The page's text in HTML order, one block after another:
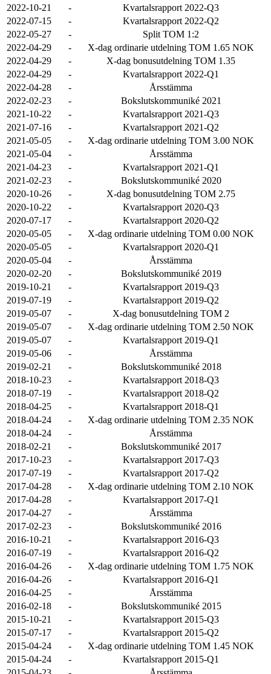
2022-10-21
-
Kvartalsrapport 2022-Q3
2022-07-15
-
Kvartalsrapport 2022-Q2
2022-05-27
-
Split TOM 1:2
2022-04-29
-
X-dag ordinarie utdelning TOM 1.65 NOK
2022-04-29
-
X-dag bonusutdelning TOM 1.35
2022-04-29
-
Kvartalsrapport 2022-Q1
2022-04-28
-
Årsstämma
2022-02-23
-
Bokslutskommuniké 2021
2021-10-22
-
Kvartalsrapport 2021-Q3
2021-07-16
-
Kvartalsrapport 2021-Q2
2021-05-05
-
X-dag ordinarie utdelning TOM 3.00 NOK
2021-05-04
-
Årsstämma
2021-04-23
-
Kvartalsrapport 2021-Q1
2021-02-23
-
Bokslutskommuniké 2020
2020-10-26
-
X-dag bonusutdelning TOM 2.75
2020-10-22
-
Kvartalsrapport 2020-Q3
2020-07-17
-
Kvartalsrapport 2020-Q2
2020-05-05
-
X-dag ordinarie utdelning TOM 0.00 NOK
2020-05-05
-
Kvartalsrapport 2020-Q1
2020-05-04
-
Årsstämma
2020-02-20
-
Bokslutskommuniké 2019
2019-10-21
-
Kvartalsrapport 2019-Q3
2019-07-19
-
Kvartalsrapport 2019-Q2
2019-05-07
-
X-dag bonusutdelning TOM 2
2019-05-07
-
X-dag ordinarie utdelning TOM 2.50 NOK
2019-05-07
-
Kvartalsrapport 2019-Q1
2019-05-06
-
Årsstämma
2019-02-21
-
Bokslutskommuniké 2018
2018-10-23
-
Kvartalsrapport 2018-Q3
2018-07-19
-
Kvartalsrapport 2018-Q2
2018-04-25
-
Kvartalsrapport 2018-Q1
2018-04-24
-
X-dag ordinarie utdelning TOM 2.35 NOK
2018-04-24
-
Årsstämma
2018-02-21
-
Bokslutskommuniké 2017
2017-10-23
-
Kvartalsrapport 2017-Q3
2017-07-19
-
Kvartalsrapport 2017-Q2
2017-04-28
-
X-dag ordinarie utdelning TOM 2.10 NOK
2017-04-28
-
Kvartalsrapport 2017-Q1
2017-04-27
-
Årsstämma
2017-02-23
-
Bokslutskommuniké 2016
2016-10-21
-
Kvartalsrapport 2016-Q3
2016-07-19
-
Kvartalsrapport 2016-Q2
2016-04-26
-
X-dag ordinarie utdelning TOM 1.75 NOK
2016-04-26
-
Kvartalsrapport 2016-Q1
2016-04-25
-
Årsstämma
2016-02-18
-
Bokslutskommuniké 2015
2015-10-21
-
Kvartalsrapport 2015-Q3
2015-07-17
-
Kvartalsrapport 2015-Q2
2015-04-24
-
X-dag ordinarie utdelning TOM 1.45 NOK
2015-04-24
-
Kvartalsrapport 2015-Q1